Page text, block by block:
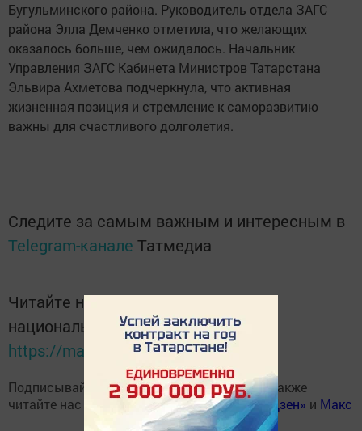
Бугульминского района. Руководитель отдела ЗАГС
района Элла Демченко отметила, что желающих
оказалось больше, чем ожидалось. Начальник
Управления ЗАГС Кабинета Министров Татарстана
Эльвира Ахметова подчеркнула, что активная
жизненная позиция и стремление к саморазвитию
важны для счастливого долголетия.
Следите за самым важным и интересным в
Telegram-канале Татмедиа
Читайте новости Татарстана в
национальном мессенджере MАХ:
https://max.ru/tatmedia
Подписывайтесь на нашTelegram-канал, а также
читайте нас
Вконтакте Одноклассниках,«Дзен» и Макс